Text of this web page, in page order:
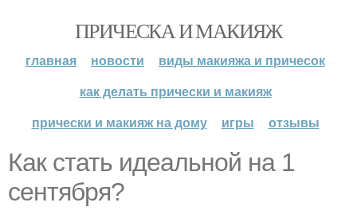
ПРИЧЕСКА И МАКИЯЖ
главная новости
виды макияжа и причесок
как делать прически и макияж
прически и макияж на дому
игры отзывы
Как стать идеальной на 1
сентября?